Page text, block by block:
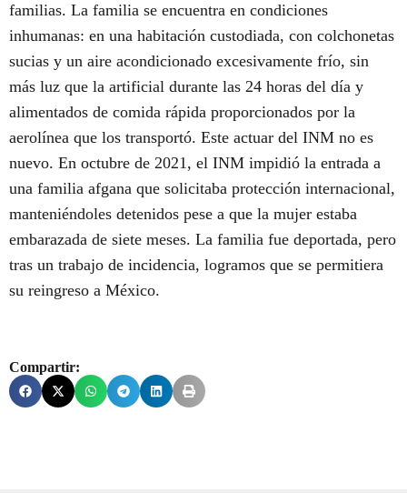
familias. La familia se encuentra en condiciones
inhumanas: en una habitación custodiada, con colchonetas
sucias y un aire acondicionado excesivamente frío, sin
más luz que la artificial durante las 24 horas del día y
alimentados de comida rápida proporcionados por la
aerolínea que los transportó. Este actuar del INM no es
nuevo. En octubre de 2021, el INM impidió la entrada a
una familia afgana que solicitaba protección internacional,
manteniéndoles detenidos pese a que la mujer estaba
embarazada de siete meses. La familia fue deportada, pero
tras un trabajo de incidencia, logramos que se permitiera
su reingreso a México.
Compartir: